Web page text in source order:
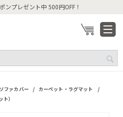
ンプレゼント中 500円OFF！
ファカバー / カーペット・ラグマット /
）